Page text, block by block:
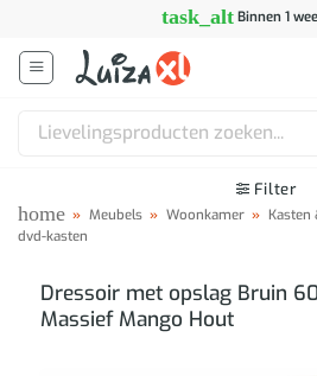
inhoud
task_alt Binnen 1
Zoeken
Filter
home » Meubels » Woonkamer » Kasten
dvd-kasten
Dressoir met opslag Bruin
Massief Mango Hout